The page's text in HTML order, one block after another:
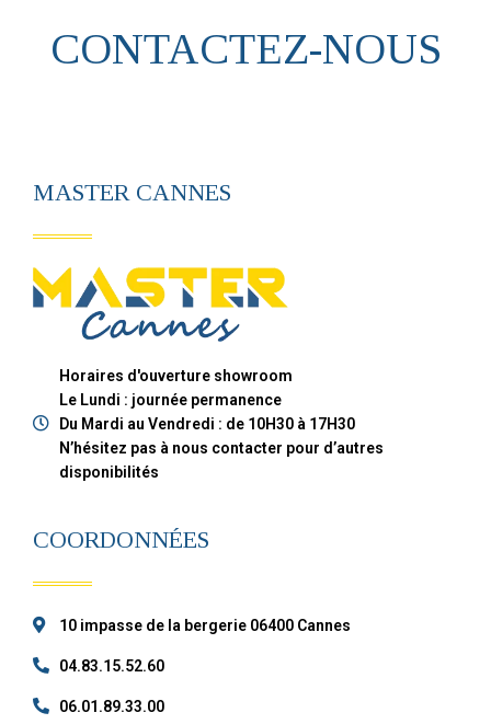
CONTACTEZ-NOUS
MASTER CANNES
Horaires d'ouverture showroom
Le Lundi : journée permanence
Du Mardi au Vendredi : de 10H30 à 17H30
N’hésitez pas à nous contacter pour d’autres
disponibilités
COORDONNÉES
10 impasse de la bergerie 06400 Cannes
04.83.15.52.60
06.01.89.33.00